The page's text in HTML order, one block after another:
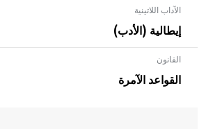
الآداب اللاتينية
إيطالية (الأدب)
القانون
القواعد الآمرة
- هل تعلم أن الأبلق نوع من الفنون
بالعمارة الإسلامية في بلاد الشام
المعمار على بناء مداميكه وخاصة في